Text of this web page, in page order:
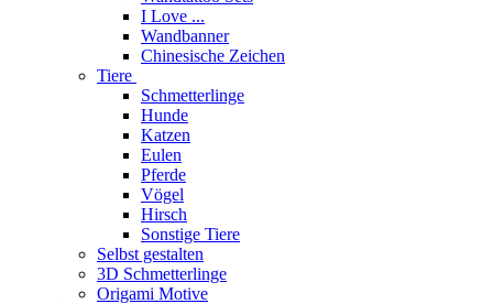
I Love ...
Wandbanner
Chinesische Zeichen
Tiere
Schmetterlinge
Hunde
Katzen
Eulen
Pferde
Vögel
Hirsch
Sonstige Tiere
Selbst gestalten
3D Schmetterlinge
Origami Motive